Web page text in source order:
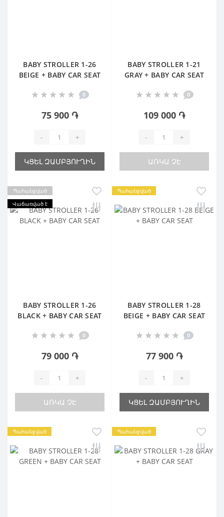
BABY STROLLER 1-26
BEIGE + BABY CAR SEAT
0
75 900 ֏
- +
ԿՑԵԼ ԶԱՄԲՅՈՒՂԻՆ
BABY STROLLER 1-21
GRAY + BABY CAR SEAT
0
109 000 ֏
- +
ԱՌԿԱ ՉԷ
Պահանջված
Վաճառված է
BABY STROLLER 1-26
BLACK + BABY CAR SEAT
0
79 000 ֏
- +
ԱՌԿԱ ՉԷ
Պահանջված
BABY STROLLER 1-28
BEIGE + BABY CAR SEAT
0
77 900 ֏
- +
ԿՑԵԼ ԶԱՄԲՅՈՒՂԻՆ
Պահանջված Պահանջված